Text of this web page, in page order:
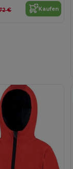
€ Kaufen